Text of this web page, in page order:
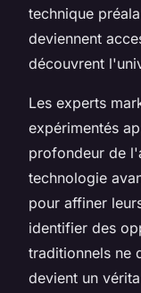
technique
deviennent
découvrent
Les experts
expérimentés
profondeur de
technologie
pour affiner
identifier des
traditionnels ne
devient un